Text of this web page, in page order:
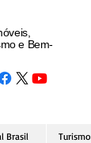
e Bem-
Brasil Turismo